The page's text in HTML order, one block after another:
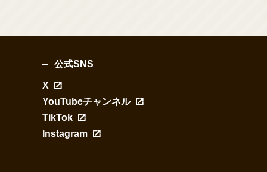
公式SNS
X
YouTubeチャンネル
TikTok
Instagram